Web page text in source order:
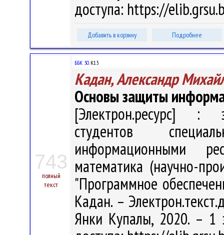
доступа: https://
Добавить в корзину Подробнее
743
полный
текст
ББК 30.К13
Кадан, Александр
Основы защиты
[Электрон.ресурс] :
студентов
информационными
математика (научно-
"Программное
Кадан. –
Янки Купалы, 2020. – 1